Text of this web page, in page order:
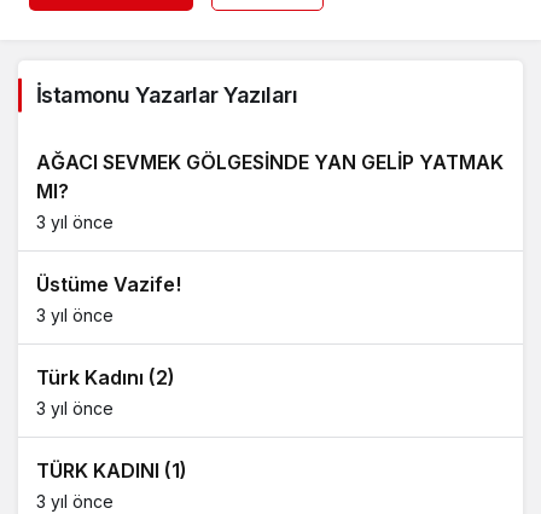
İstamonu Yazarlar Yazıları
AĞACI SEVMEK GÖLGESİNDE YAN GELİP YATMAK
MI?
3 yıl önce
Üstüme Vazife!
3 yıl önce
Türk Kadını (2)
3 yıl önce
TÜRK KADINI (1)
3 yıl önce